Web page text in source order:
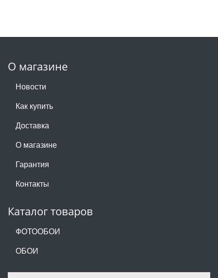
О магазине
Новости
Как купить
Доставка
О магазине
Гарантия
Контакты
Каталог товаров
ФОТООБОИ
ОБОИ